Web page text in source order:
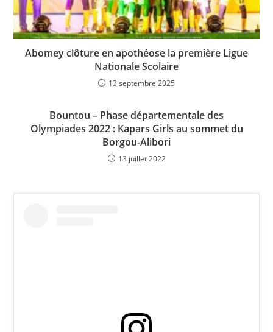
Abomey clôture en apothéose la première Ligue
Nationale Scolaire
13 septembre 2025
Bountou – Phase départementale des
Olympiades 2022 : Kapars Girls au sommet du
Borgou-Alibori
13 juillet 2022